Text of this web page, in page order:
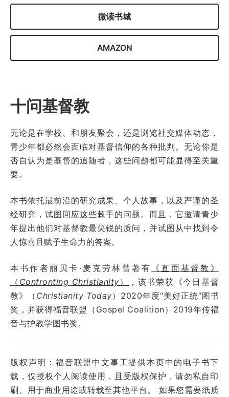
微读书城
AMAZON
十问基督教
无论是在学校、和朋友聚会，还是浏览社交媒体动态，
青少年都必然会面临对基督信仰的各种批判。无论你是
否自认为是基督的追随者，这些问题都可能显得至关重
要。
本书依托最前沿的研究成果、个人故事，以及严谨的圣
经研究，试图回应这些棘手的问题。而且，它邀请青少
年提出他们对基督教最尖锐的质问，并试图从中找到令
人惊喜且赋予生命力的答案。
本书作者丽贝卡·麦克劳林曾著有 《直面基督教》
（ Confronting Christianity ）
，该书荣获《今日基督
教》（ Christianity Today）2020年度“美好正统”图书
奖，并获得福音联盟（Gospel Coalition）2019年传福
音与护教学图书奖。
版权声明：福音联盟中文事工提供本页中的电子书下
载，仅授权个人阅读使用，且受版权保护，请勿私自印
刷、用于商业用途或转载至其他平台。 如果您需要纸质